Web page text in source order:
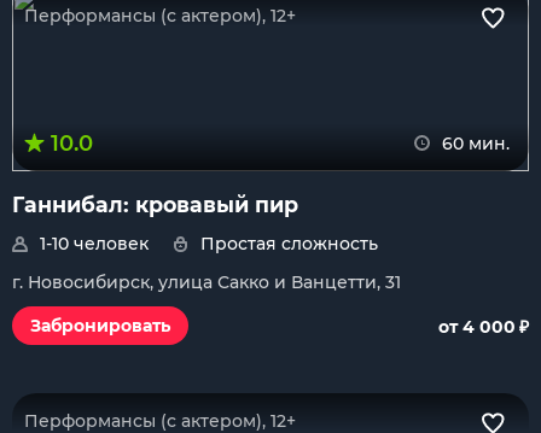
Перформансы (с актером), 12+
10.0 60 мин.
Ганнибал: кровавый пир
1-10 человек
Простая сложность
г. Новосибирск, улица Сакко и Ванцетти, 31
Забронировать
от 4 000 ₽
Перформансы (с актером), 12+